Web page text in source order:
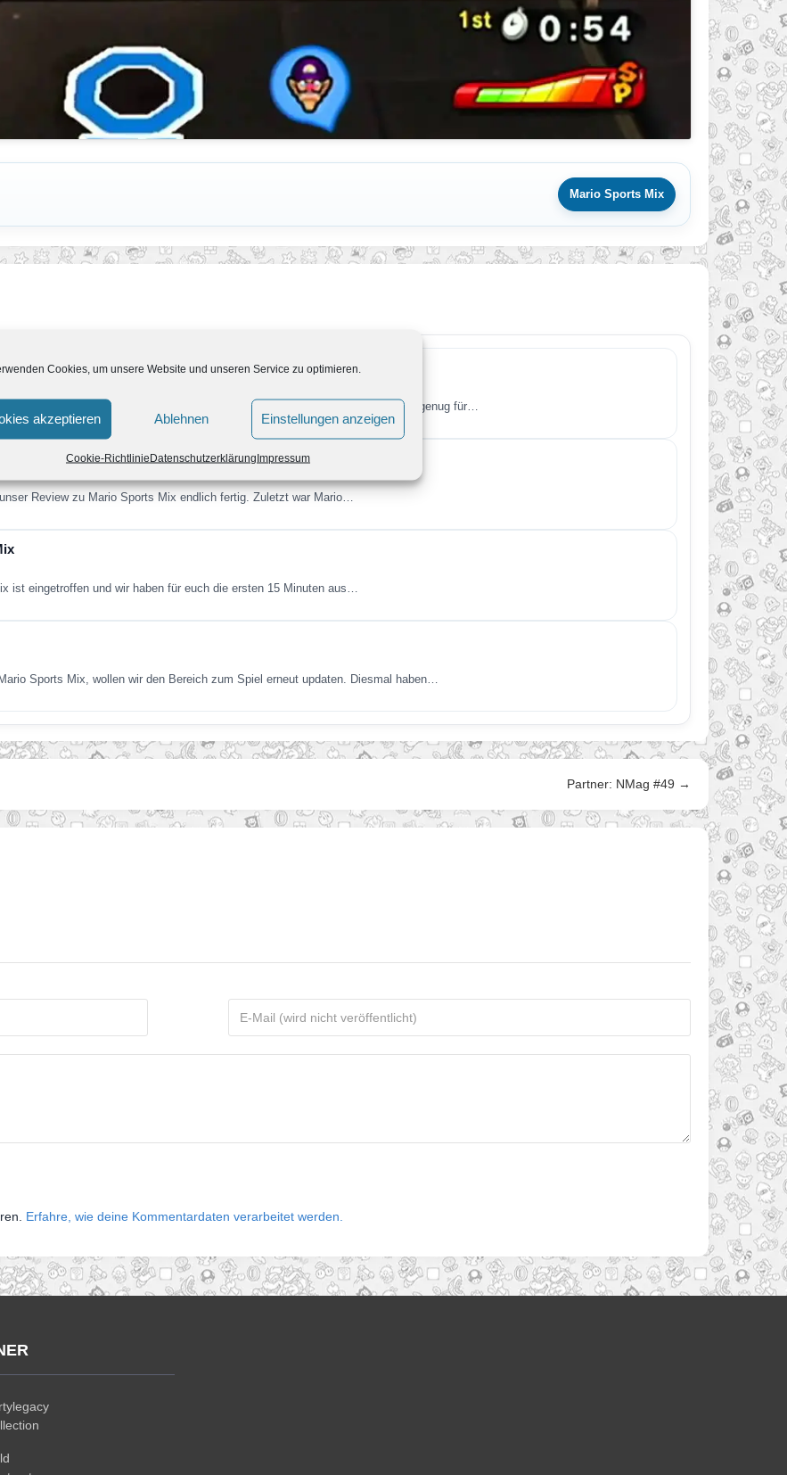
Cookies, um unsere Website und unseren Service zu optimieren.
akzeptieren Ablehnen Einstellungen anzeigen
Cookie-RichtlinieDatenschutzerklärungImpressum
Mario Sports Mix
von Nintendo ein neues Super Smash Bros. angekündigt. Grund genug für…
Review zu Mario Sports Mix endlich fertig. Zuletzt war Mario…
ist eingetroffen und wir haben für euch die ersten 15 Minuten aus…
Sports Mix, wollen wir den Bereich zum Spiel erneut updaten. Diesmal haben…
Partner: NMag #49 →
Erfahre, wie deine Kommentardaten verarbeitet werden.